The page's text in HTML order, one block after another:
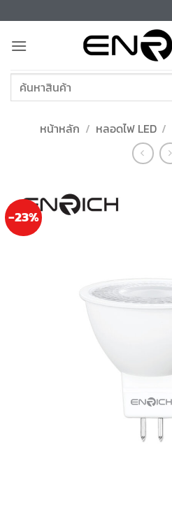
ไป
ยัง
ค้นหา:
หน้าหลัก / หลอดไฟ LED /
-23%